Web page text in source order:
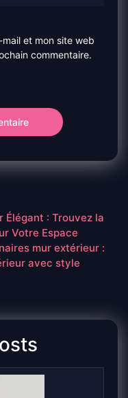
et mon site web
commentaire.
Élégant : Trouvez la
Votre Espace
mur extérieur :
avec style